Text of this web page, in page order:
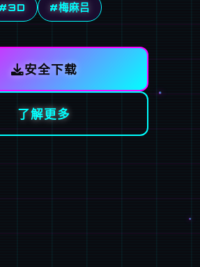
#3D #梅麻吕
安全下载
了解更多